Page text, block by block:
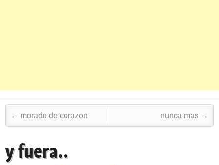
Post navigation
← morado de corazon nunca mas →
y fuera..